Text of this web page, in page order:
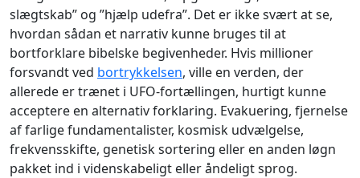
slægtskab” og ”hjælp udefra”. Det er ikke svært at se,
hvordan sådan et narrativ kunne bruges til at
bortforklare bibelske begivenheder. Hvis millioner
forsvandt ved bortrykkelsen, ville en verden, der
allerede er trænet i UFO-fortællingen, hurtigt kunne
acceptere en alternativ forklaring. Evakuering, fjernelse
af farlige fundamentalister, kosmisk udvælgelse,
frekvensskifte, genetisk sortering eller en anden løgn
pakket ind i videnskabeligt eller åndeligt sprog.